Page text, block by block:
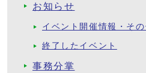
お知らせ
イベント開催情報・そ
終了したイベント
事務分掌